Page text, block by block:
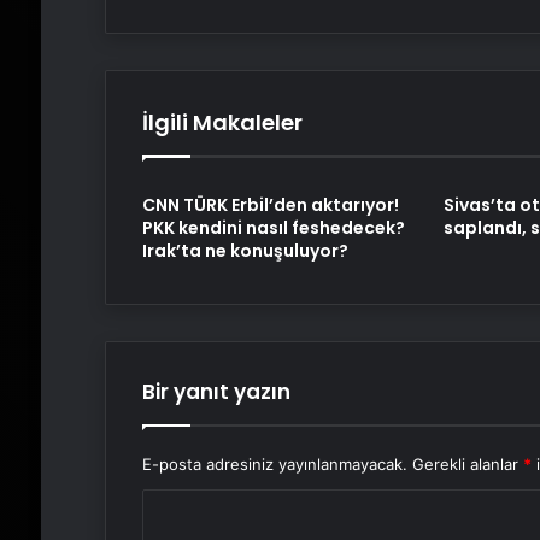
İlgili Makaleler
CNN TÜRK Erbil’den aktarıyor!
PKK kendini nasıl feshedecek?
Irak’ta ne konuşuluyor?
Sivas’ta
saplandı,
Bir yanıt yazın
E-posta adresiniz yayınlanmayacak. Gerekli alanlar *